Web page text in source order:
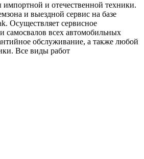
и отечественной техники.
и выездной сервис на базе
Осуществляет сервисное
самосвалов всех автомобильных
обслуживание, а также любой
Все виды работ